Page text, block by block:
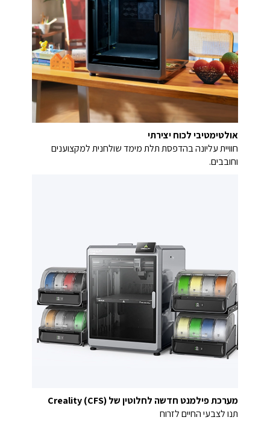
אולטימטיבי לכוח יצירתי
חוויית עליונה בהדפסת תלת מימד שולחנית למקצוענים
וחובבים.
מערכת פילמנט חדשה לחלוטין של Creality (CFS)
תנו לצבעי החיים לזרוח